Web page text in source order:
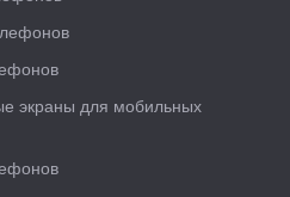
экраны для мобильных